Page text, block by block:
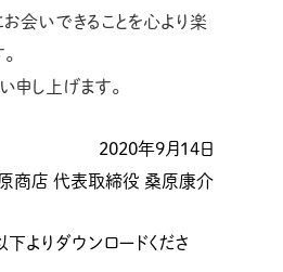
会いできることを心より楽
申し上げます。
2020年9月14日
商店 代表取締役 桑原康介
よりダウンロードくださ